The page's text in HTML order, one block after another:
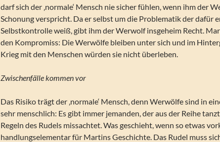
darf sich der ‚normale‘ Mensch nie sicher fühlen, wenn ihm der
Schonung verspricht. Da er selbst um die Problematik der dafür
Selbstkontrolle weiß, gibt ihm der Werwolf insgeheim Recht.
den Kompromiss: Die Werwölfe bleiben unter sich und im
Krieg mit den Menschen würden sie nicht überleben.
Zwischenfälle kommen vor
Das Risiko trägt der ‚normale‘ Mensch, denn Werwölfe sind in
sehr menschlich: Es gibt immer jemanden, der aus der Reihe
Regeln des Rudels missachtet. Was geschieht, wenn so etwas
handlungselementar für Martins Geschichte. Das Rudel muss